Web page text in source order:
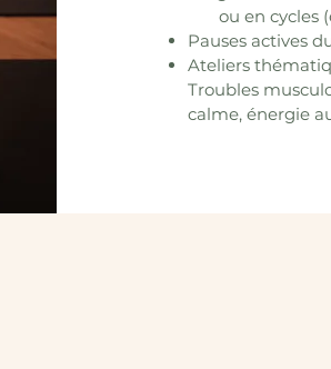
ou en cycles
Pauses actives
Ateliers
Troubles
calme, énergie